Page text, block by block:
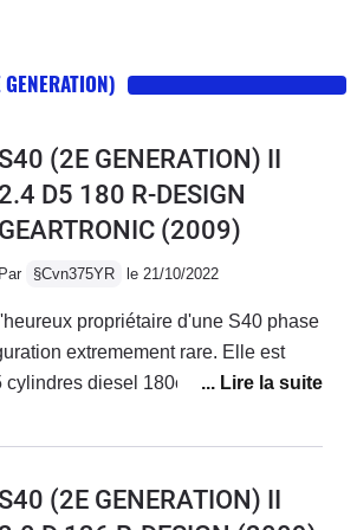
(2E GENERATION) II
2.4 D5 180 R-DESIGN
GEARTRONIC (2009)
Par §Cvn375YR le 21/10/2022
propriétaire d'une S40 phase
extremement rare. Elle est
cylindres diesel 180ch (D5), en boite
je tenais a preciser que c'est le
et qui equipe d'autres
(2E GENERATION) II